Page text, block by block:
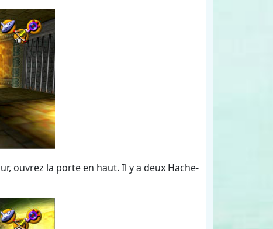
ouvrez la porte en haut. Il y a deux Hache-